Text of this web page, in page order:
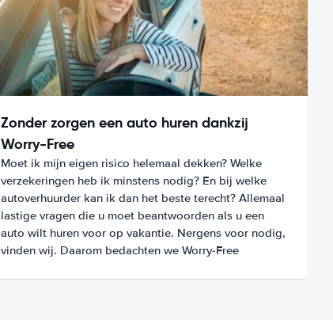
Zonder zorgen een auto huren dankzij
Worry-Free
Moet ik mijn eigen risico helemaal dekken? Welke
verzekeringen heb ik minstens nodig? En bij welke
autoverhuurder kan ik dan het beste terecht? Allemaal
lastige vragen die u moet beantwoorden als u een
auto wilt huren voor op vakantie. Nergens voor nodig,
vinden wij. Daarom bedachten we Worry-Free